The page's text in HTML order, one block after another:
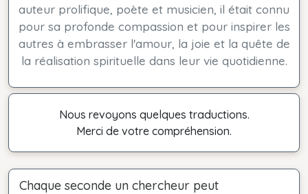
auteur prolifique, poète et musicien, il était connu
pour sa profonde compassion et pour inspirer les
autres à embrasser l'amour, la joie et la quête de
la réalisation spirituelle dans leur vie quotidienne.
Nous revoyons quelques traductions.
Merci de votre compréhension.
Chaque seconde un chercheur peut